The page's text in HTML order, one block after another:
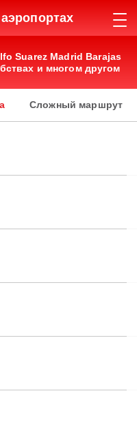
Suarez Madrid Barajas
и многом другом
Сложный маршрут